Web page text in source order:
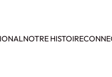
NOTRE HISTOIRE